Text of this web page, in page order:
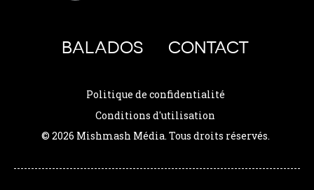
BALADOS CONTACT
Politique de confidentialité
Conditions d'utilisation
© 2026 Mishmash Média. Tous droits réservés.